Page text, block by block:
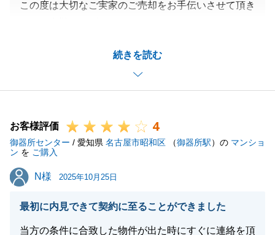
続きを読む
この度は大切なご実家のご売却をお手伝いさせて頂き
大変感謝しております。
今後ともご相談事がございましたらお気軽にご相談頂
けますと大変嬉しく存じます。
閉じる
お客様評価 4
御器所センター / 愛知県 名古屋市昭和区 （御器所駅）の マンショ
ン を ご購入
N様
N様 2025年10月25日
最初に内見できて契約に至ることができました
当方の条件に合致した物件が出た時にすぐに連絡を頂